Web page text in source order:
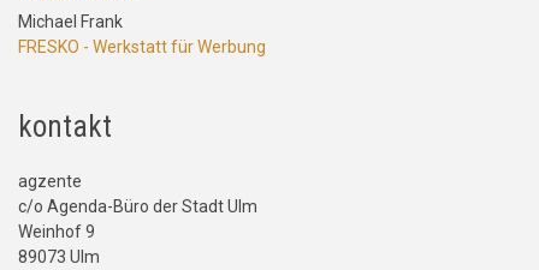
Michael Frank
FRESKO - Werkstatt für Werbung
kontakt
agzente
c/o Agenda-Büro der Stadt Ulm
Weinhof 9
89073 Ulm